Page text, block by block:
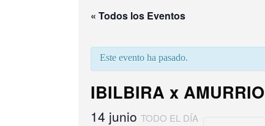
« Todos los Eventos
Este evento ha pasado.
IBILBIRA x AMURRIO
14 junio TODO EL DÍA